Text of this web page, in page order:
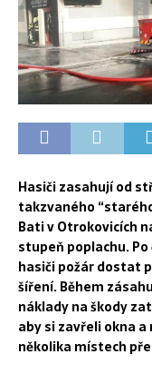
Hasiči zasahují od
takzvaného
Bati v Otrokovicích
stupeň poplachu.
hasiči požár dostat
šíření. Během
náklady na škody
aby si zavřeli okna
několika místech